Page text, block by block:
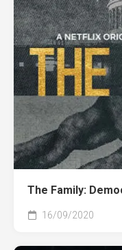
The Family:
16/09/2020